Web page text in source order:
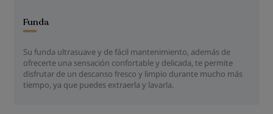
Funda
Su funda ultrasuave y de fácil mantenimiento, además de
ofrecerte una sensación confortable y delicada, te permite
disfrutar de un descanso fresco y limpio durante mucho más
tiempo, ya que puedes extraerla y lavarla.